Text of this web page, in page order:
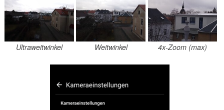
Ultraweitwinkel Weitwinkel 4x-Zoom (max)